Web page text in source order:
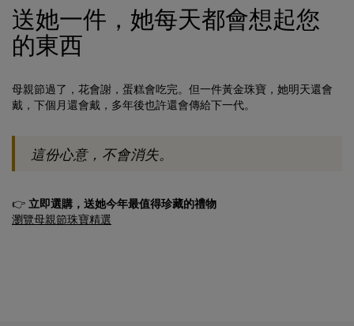
送她一件，她每天都會想起您
的東西
母親節過了，花會謝，蛋糕會吃完。但一件黃金珠寶，她明天還會
戴，下個月還會戴，多年後也許還會傳給下一代。
這份心意，不會消失。
👉 立即選購，送她今年最值得珍藏的禮物
瀏覽母親節珠寶精選